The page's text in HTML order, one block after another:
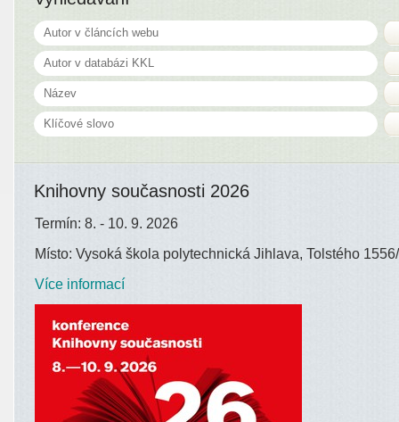
Knihovny současnosti 2026
Termín: 8. - 10. 9. 2026
Místo: Vysoká škola polytechnická Jihlava, Tolstého
Více informací